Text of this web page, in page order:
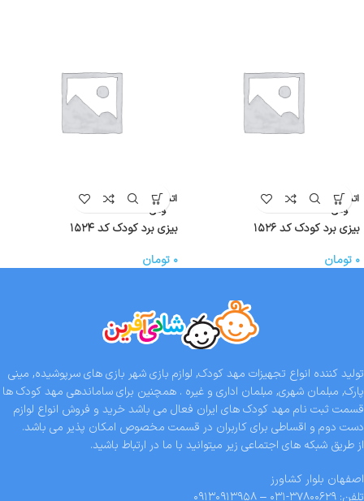
اتمام موج
ودی
بیزی برد کودک کد ۱۵۲۶
۰ تومان
اتمام موج
ودی
بیزی برد کودک کد ۱۵۲۴
۰ تومان
تولید کننده انواع تجهیزات مهد کودک, لوازم بازی شهر بازی های سرپوشیده, مینی
پارک, مبلمان شهری, مبلمان اداری و غیره . همچنین برای ساماندهی مهد کودک ها
قسمت ثبت نام مهد کودک های ایران فعال می باشد خرید و فروش انواع لوازم
دست دوم و اقساطی برای کاربران در قسمت مخصوص امکان پذیر می باشد.
از طریق شبکه های اجتماعی زیر میتوانید با ما در ارتباط باشید.
اصفهان بلوار کشاورز
تلفن: ۳۷۸۰۰۶۲۹-۰۳۱ – ۰۹۱۳۰۹۱۳۹۵۸